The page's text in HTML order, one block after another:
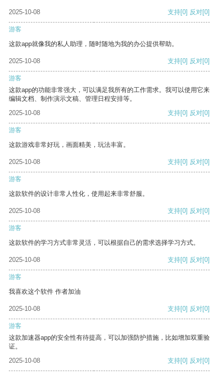
2025-10-08 支持[0] 反对[0]
游客
这款app就像我的私人助理，随时随地为我的办公提供帮助。
2025-10-08 支持[0] 反对[0]
游客
这款app的功能非常强大，可以满足我所有的工作需求。我可以使用它来
编辑文档、制作演示文稿、管理日程安排等。
2025-10-08
支持[0] 反对[0]
游客
这款游戏非常好玩，画面精美，玩法丰富。
2025-10-08 支持[0] 反对[0]
游客
这款软件的设计非常人性化，使用起来非常舒服。
2025-10-08 支持[0] 反对[0]
游客
这款软件的学习方式非常灵活，可以根据自己的需求选择学习方式。
2025-10-08 支持[0] 反对[0]
游客
我喜欢这个软件 作者加油
2025-10-08 支持[0] 反对[0]
游客
这款加速器app的安全性有待提高，可以加强防护措施，比如增加双重验
证。
2025-10-08
支持[0] 反对[0]